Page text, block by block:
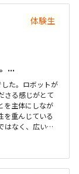
体験生
...
た。ロボットが
さる感じがとて
を主体にしなが
を重んじている
はなく、広い机
な？」と声を
ット作りもヒ
げていました。
、暑い夏など、重